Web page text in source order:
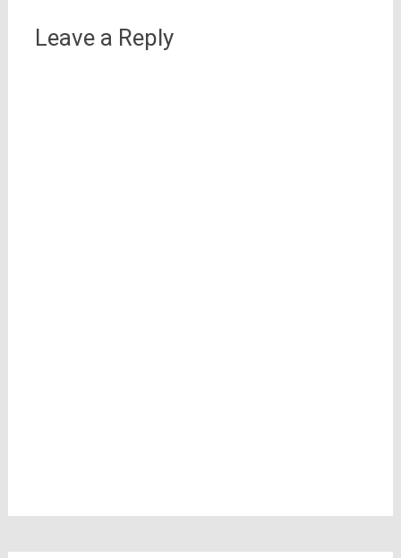
Leave a Reply